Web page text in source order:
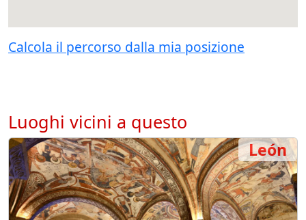
Calcola il percorso dalla mia posizione
Luoghi vicini a questo
León